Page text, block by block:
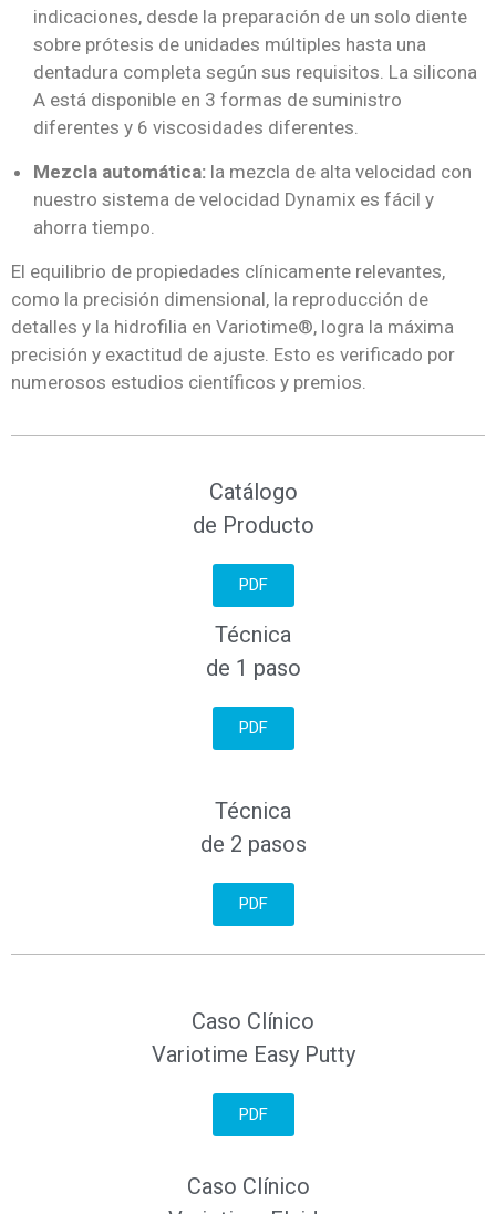
indicaciones, desde la preparación de un solo diente
sobre prótesis de unidades múltiples hasta una
dentadura completa según sus requisitos. La silicona
A está disponible en 3 formas de suministro
diferentes y 6 viscosidades diferentes.
Mezcla automática: la mezcla de alta velocidad con
nuestro sistema de velocidad Dynamix es fácil y
ahorra tiempo.
El equilibrio de propiedades clínicamente relevantes,
como la precisión dimensional, la reproducción de
detalles y la hidrofilia en Variotime®, logra la máxima
precisión y exactitud de ajuste. Esto es verificado por
numerosos estudios científicos y premios.
Catálogo
de Producto
PDF
Técnica
de 1 paso
PDF
Técnica
de 2 pasos
PDF
Caso Clínico
Variotime Easy Putty
PDF
Caso Clínico